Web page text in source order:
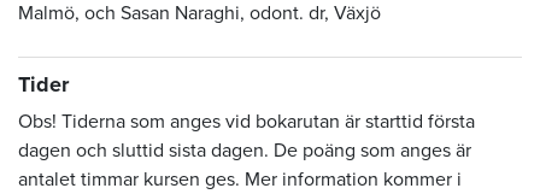
Malmö, och Sasan Naraghi, odont. dr, Växjö
Tider
Obs! Tiderna som anges vid bokarutan är starttid första
dagen och sluttid sista dagen. De poäng som anges är
antalet timmar kursen ges. Mer information kommer i